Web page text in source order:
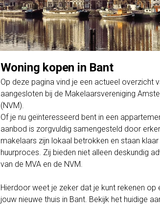
Woning kopen in Bant
Op deze pagina vind je een actueel overzicht
aangesloten bij de Makelaarsvereniging
(NVM).
Of je nu geïnteresseerd bent in een
aanbod is zorgvuldig samengesteld door
makelaars zijn lokaal betrokken en staan
huurproces. Zij bieden niet alleen deskundig
van de MVA en de NVM.
Hierdoor weet je zeker dat je kunt rekenen
jouw nieuwe thuis in Bant. Bekijk het huidige